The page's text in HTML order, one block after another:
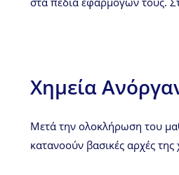
Χημεία
Μετά την ολοκλήρωση του
κατανοούν βασικές αρχές